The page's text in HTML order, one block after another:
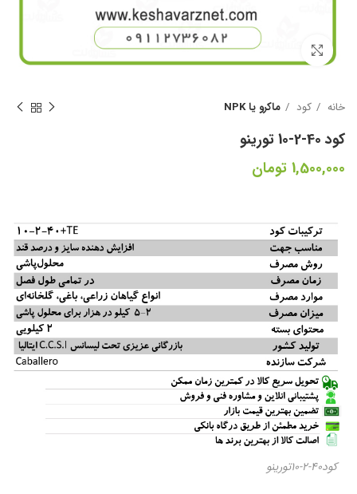
بزرگنمایی تصویر
خانه کود ماکرو یا NPK
کود 40-2-10 تورینو
1,500,000 تومان
کود40-2-10تورینو